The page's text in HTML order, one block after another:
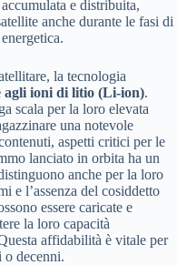
e distribuita,
anche durante le fasi di
la tecnologia
agli ioni di litio (Li-ion).
scala per la loro elevata
una notevole
aspetti critici per le
lanciato in orbita ha un
anche per la loro
e l’assenza del cosiddetto
essere caricate e
la loro capacità
affidabilità è vitale per
o decenni.